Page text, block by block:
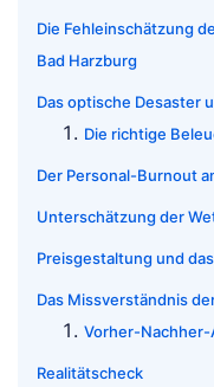
Die Fehleinschätzung
Bad Harzburg
Das optische Desaster
Die richtige
Der Personal-Burnout
Unterschätzung der
Preisgestaltung und
Das Missverständnis
Vorher-Nachher-
Realitätscheck